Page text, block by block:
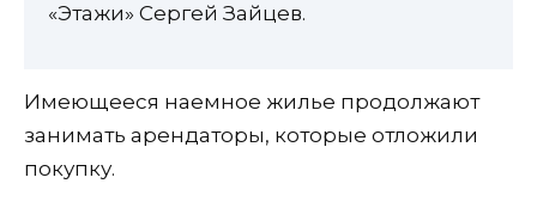
«Этажи» Сергей Зайцев.
Имеющееся наемное жилье продолжают
занимать арендаторы, которые отложили
покупку.